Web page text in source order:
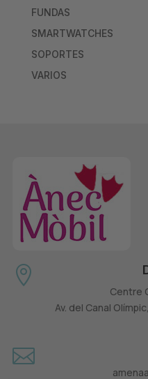
FUNDAS
SMARTWATCHES
SOPORTES
VARIOS

Centre
Av. del Canal
